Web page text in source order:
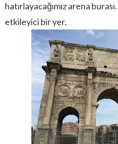
hatırlayacağımız arena
etkileyici bir yer.